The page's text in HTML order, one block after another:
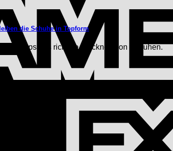
die Schuhe in Topform
- Tipps fürs richtige Trocknen von Schuhen.